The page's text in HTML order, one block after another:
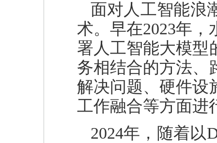
面对人工智能浪
术。早在2023年
署人工智能大模型
务相结合的方法、
解决问题、硬件设
工作融合等方面进
2024年，随着以